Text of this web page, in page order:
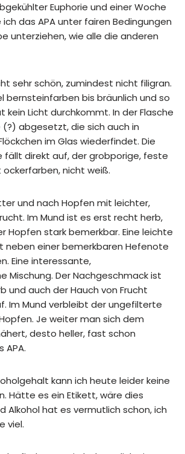
Euphorie und einer Woche
das APA unter fairen Bedingungen
unterziehen, wie alle die anderen
sehr schön, zumindest nicht filigran.
bernsteinfarben bis bräunlich und so
kein Licht durchkommt. In der Flasche
(?) abgesetzt, die sich auch in
im Glas wiederfindet. Die
fällt direkt auf, der grobporige, feste
nicht weiß.
und nach Hopfen mit leichter,
Im Mund ist es erst recht herb,
Hopfen stark bemerkbar. Eine leichte
neben einer bemerkbaren Hefenote
Eine interessante,
Mischung. Der Nachgeschmack ist
und auch der Hauch von Frucht
Im Mund verbleibt der ungefilterte
Je weiter man sich dem
desto heller, fast schon
APA.
kann ich heute leider keine
Hätte es ein Etikett, wäre dies
Alkohol hat es vermutlich schon, ich
viel.